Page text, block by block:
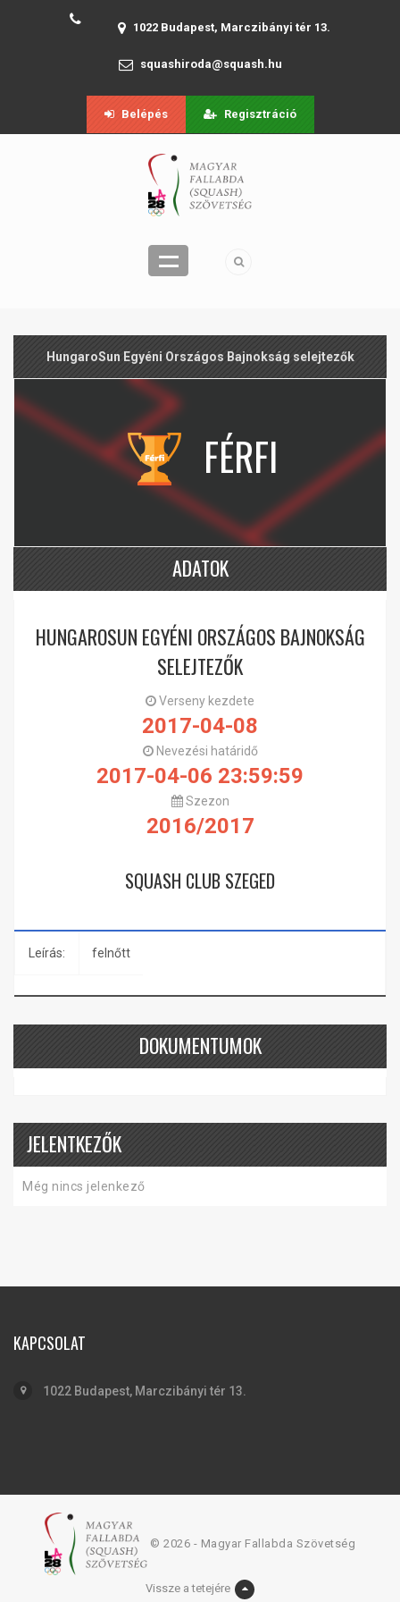
1022 Budapest, Marczibányi tér 13.
squashiroda@squash.hu
Belépés Regisztráció
HungaroSun Egyéni Országos Bajnokság selejtezők
FÉRFI
ADATOK
HUNGAROSUN EGYÉNI ORSZÁGOS BAJNOKSÁG
SELEJTEZŐK
Verseny kezdete
2017-04-08
Nevezési határidő
2017-04-06 23:59:59
Szezon
2016/2017
SQUASH CLUB SZEGED
Leírás: felnőtt
DOKUMENTUMOK
JELENTKEZŐK
Még nincs jelenkező
KAPCSOLAT
1022 Budapest, Marczibányi tér 13.
© 2026 - Magyar Fallabda Szövetség
Vissze a tetejére